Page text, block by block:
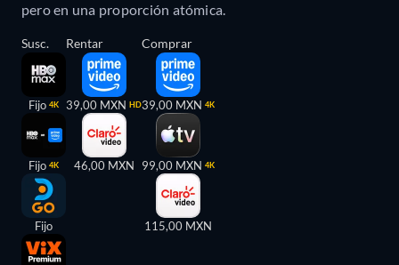
pero en una proporción atómica.
Susc.
Fijo 4K
Fijo 4K
Fijo
Rentar
39,00 MXN HD
46,00 MXN
Comprar
39,00 MXN 4K
99,00 MXN 4K
115,00 MXN